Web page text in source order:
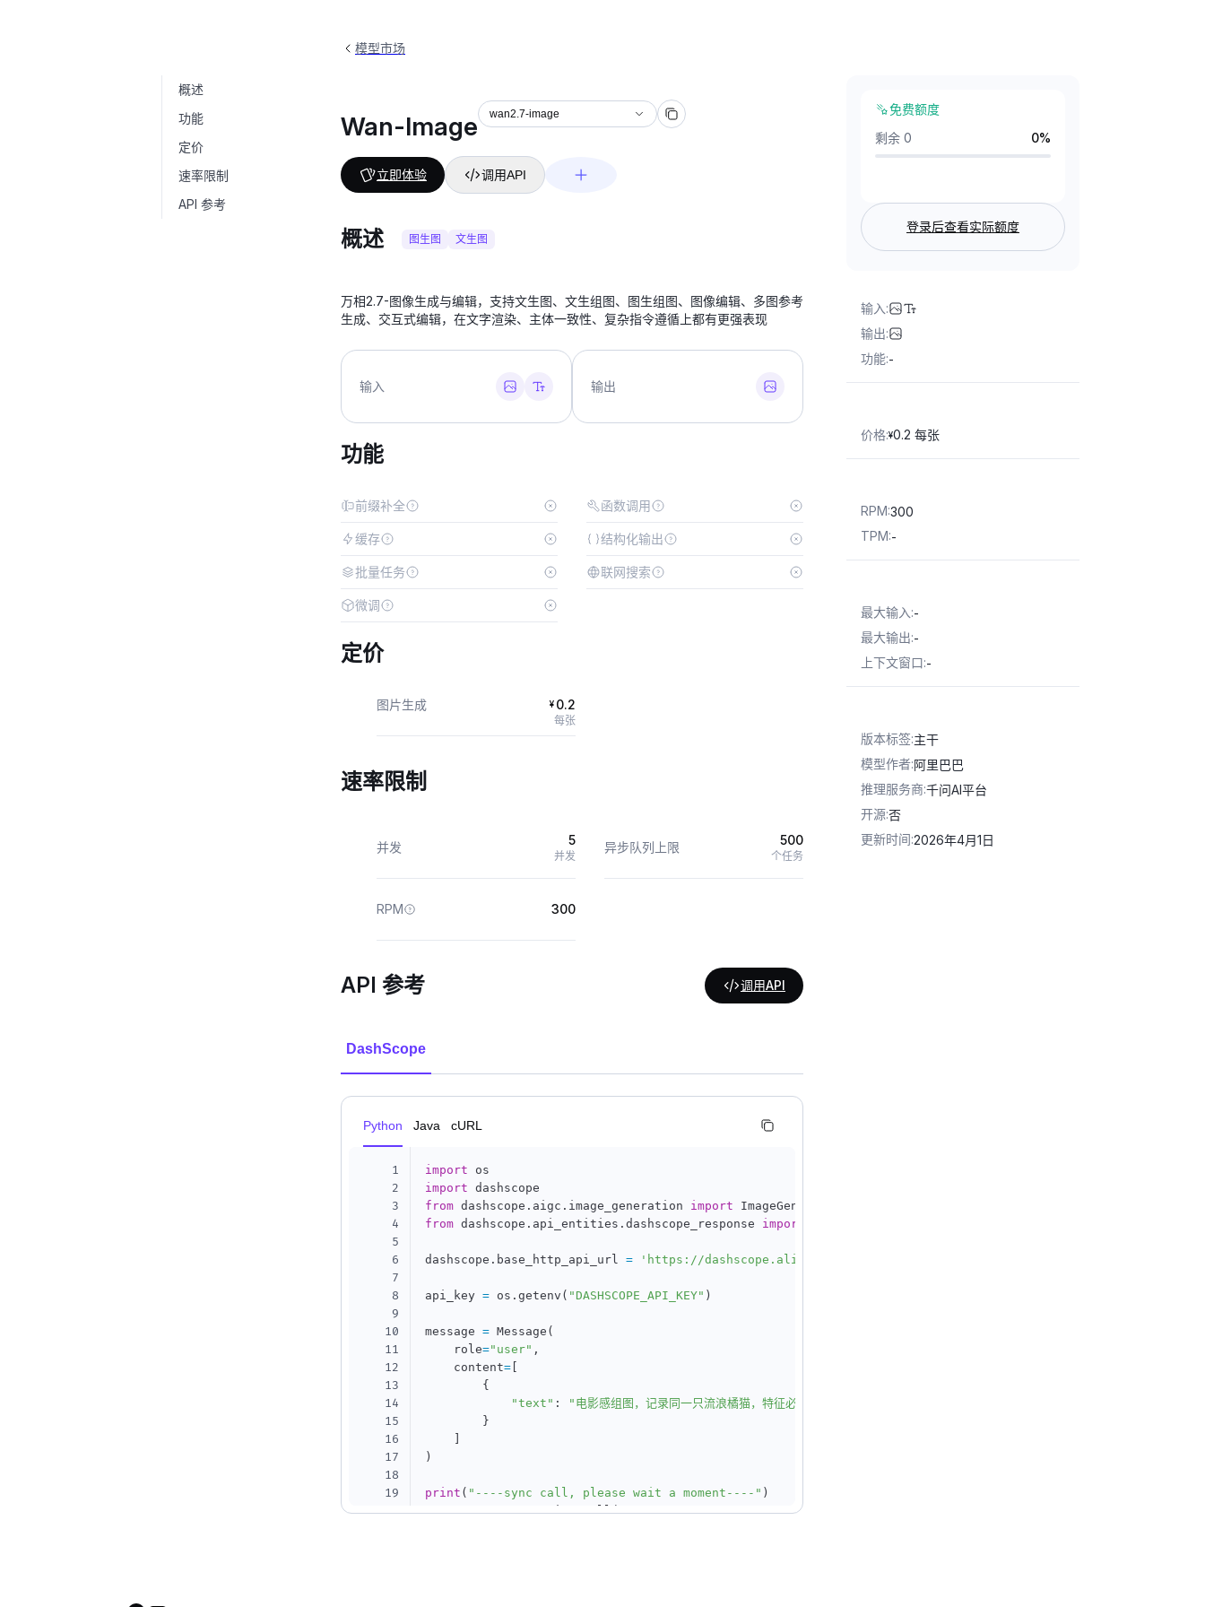
概述
功能
定价
速率限制
API 参考
模型市场
Wan-Image wan2.7-image
立即体验 调用API
概述 图生图 文生图
万相2.7-图像生成与编辑，支持文生图、文生组图、图生组图、图像编辑、多图参考
生成、交互式编辑，在文字渲染、主体一致性、复杂指令遵循上都有更强表现
输入 输出
功能
前缀补全 函数调用
缓存 结构化输出
批量任务 联网搜索
微调
定价
图片生成 ¥ 0.2
每张
速率限制
并发 5
并发
异步队列上限 500
个任务
RPM 300
API 参考 调用API
DashScope
Python Java cURL
1
2
3
4
5
6
7
8
9
10
11
12
13
14
15
16
17
18
19
20
import
import
from dashscope . aigc . image_generation import
from dashscope . api_entities . dashscope_response import
dashscope . base_http_api_url = 'https://dashscope.aliyuncs.com/api/v1'
api_key = os . getenv ( "DASHSCOPE_API_KEY" )
message = Message (
    role
="user" ,
    content
=
{
"text" :
"电影感组图，记录同一只流浪橘猫，特征必须前后一致。第一张：春天，橘猫穿梭在盛开的樱花树下；第二张：夏天，
}
)
print ( "----sync call, please wait a moment----" )
rsp = ImageGeneration.call(
免费额度
剩余 0
0%
登录后查看实际额度
输入:
输出:
功能:-
价格:¥0.2 每张
RPM:300
TPM:-
最大输入:-
最大输出:-
上下文窗口:-
版本标签:主干
模型作者:阿里巴巴
推理服务商:千问AI平台
开源:否
更新时间:2026年4月1日